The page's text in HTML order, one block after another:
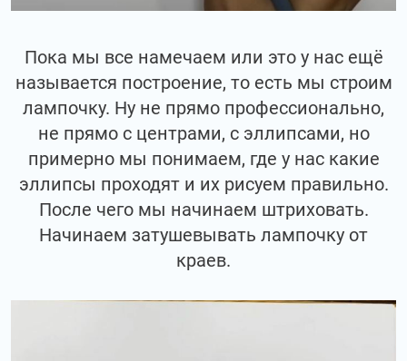
Пока мы все намечаем или это у нас ещё
называется построение, то есть мы строим
лампочку. Ну не прямо профессионально,
не прямо с центрами, с эллипсами, но
примерно мы понимаем, где у нас какие
эллипсы проходят и их рисуем правильно.
После чего мы начинаем штриховать.
Начинаем затушевывать лампочку от
краев.